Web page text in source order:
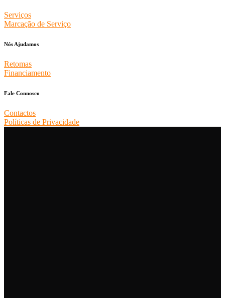
Serviços
Marcação de Serviço
Nós Ajudamos
Retomas
Financiamento
Fale Connosco
Contactos
Políticas de Privacidade